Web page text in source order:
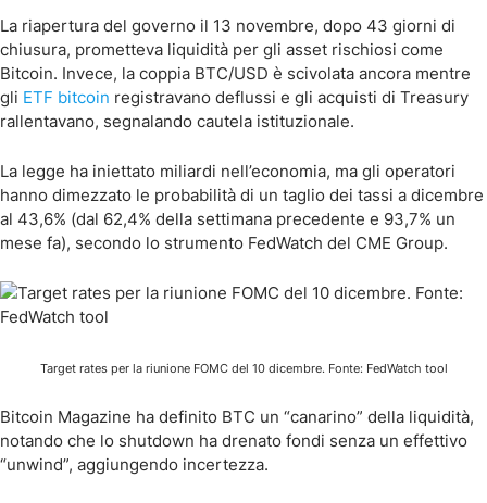
La riapertura del governo il 13 novembre, dopo 43 giorni di
chiusura, prometteva liquidità per gli asset rischiosi come
Bitcoin. Invece, la coppia BTC/USD è scivolata ancora mentre
gli ETF bitcoin registravano deflussi e gli acquisti di Treasury
rallentavano, segnalando cautela istituzionale.
La legge ha iniettato miliardi nell’economia, ma gli operatori
hanno dimezzato le probabilità di un taglio dei tassi a dicembre
al 43,6% (dal 62,4% della settimana precedente e 93,7% un
mese fa), secondo lo strumento FedWatch del CME Group.
Target rates per la riunione FOMC del 10 dicembre. Fonte: FedWatch tool
Bitcoin Magazine ha definito BTC un “canarino” della liquidità,
notando che lo shutdown ha drenato fondi senza un effettivo
“unwind”, aggiungendo incertezza.